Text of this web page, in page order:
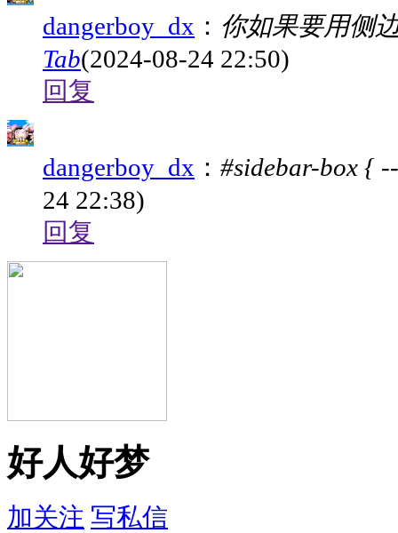
dangerboy_dx ： 你如果要用侧
Tab(2024-08-24 22:50)
回复
dangerboy_dx ： #sidebar-box {
24 22:38)
回复
好人好梦
加关注 写私信